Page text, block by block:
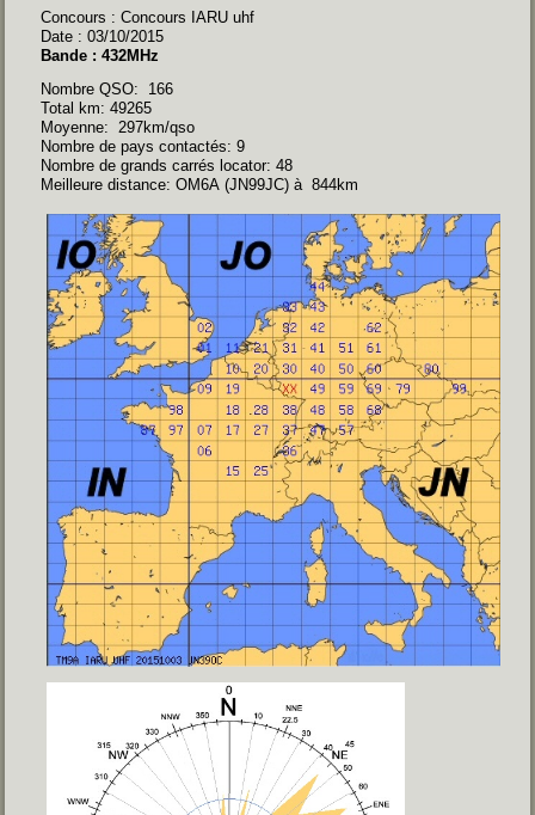
Concours : Concours IARU uhf
Date : 03/10/2015
Bande : 432MHz
Nombre QSO: 166
Total km: 49265
Moyenne: 297km/qso
Nombre de pays contactés: 9
Nombre de grands carrés locator: 48
Meilleure distance: OM6A (JN99JC) à 844km